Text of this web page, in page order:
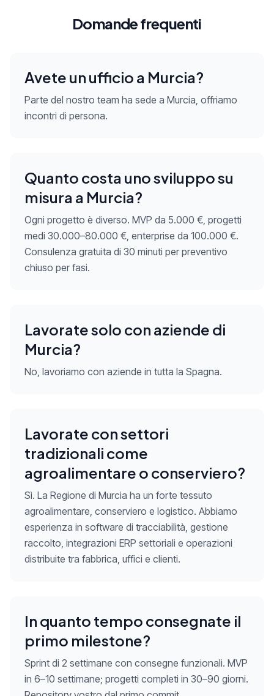
Domande frequenti
Avete un ufficio a Murcia?
Parte del nostro team ha sede a Murcia, offriamo
incontri di persona.
Quanto costa uno sviluppo su
misura a Murcia?
Ogni progetto è diverso. MVP da 5.000 €, progetti
medi 30.000–80.000 €, enterprise da 100.000 €.
Consulenza gratuita di 30 minuti per preventivo
chiuso per fasi.
Lavorate solo con aziende di
Murcia?
No, lavoriamo con aziende in tutta la Spagna.
Lavorate con settori
tradizionali come
agroalimentare o conserviero?
Sì. La Regione di Murcia ha un forte tessuto
agroalimentare, conserviero e logistico. Abbiamo
esperienza in software di tracciabilità, gestione
raccolto, integrazioni ERP settoriali e operazioni
distribuite tra fabbrica, uffici e clienti.
In quanto tempo consegnate il
primo milestone?
Sprint di 2 settimane con consegne funzionali. MVP
in 6–10 settimane; progetti completi in 30–90 giorni.